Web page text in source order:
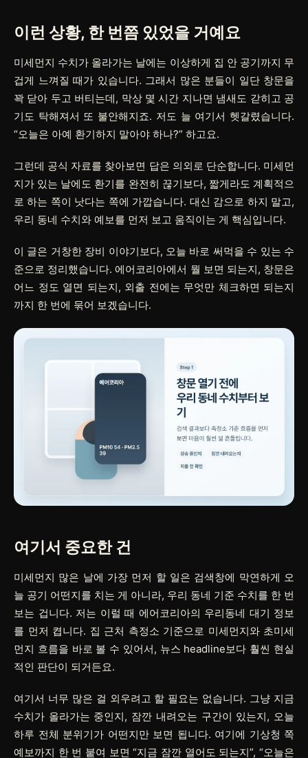
이런 상황, 한 번쯤 있었을 거예요
미세먼지 수치가 올라가는 날에는 이상하게 집 안 공기까지 무
겁게 느껴질 때가 있습니다. 그래서 많은 분들이 일단 창문을
꽉 닫아 두고 버티는데, 막상 몇 시간 지나면 냄새도 갇히고 공
기도 탁해져서 또 불안해지죠. 저도 늘 여기서 헷갈렸습니다.
“오늘은 아예 환기하지 말아야 하나?” 하고요.
그런데 공식 자료를 찾아보면 답은 의외로 단순합니다. 미세먼
지가 있는 날에도 환기를 완전히 끊기보다, 짧게라도 계획적으
로 하는 쪽이 낫다는 쪽에 가깝습니다. 대신 감으로 하지 말고,
우리 동네 수치와 예보를 먼저 보고 움직이는 게 핵심입니다.
이 글은 거창한 장비 이야기보다, 오늘 바로 써먹을 수 있는 수
준으로 정리했습니다. 에어코리아에서 뭘 보면 되는지, 창문은
어느 정도 열면 되는지, 외출 전에는 무엇만 체크하면 되는지
까지 한 번에 묶어 보겠습니다.
여기서 중요한 건
미세먼지 많은 날에 가장 먼저 할 일은 검색창에 막연하게 오
늘 공기 어떤지를 치는 게 아니라, 우리 동네 기준 수치를 한 번
보는 겁니다. 저는 이럴 때 에어코리아의 우리동네 대기 정보
를 먼저 켭니다. 집 근처 측정소 기준으로 미세먼지와 초미세
먼지 흐름을 바로 볼 수 있어서, 뉴스 headline보다 훨씬 현실
적인 판단이 되거든요.
여기서 너무 많은 걸 외우려고 할 필요는 없습니다. 그냥 지금
수치가 올라가는 중인지, 잠깐 내려오는 구간이 있는지, 오늘
하루 전체 분위기가 어떤지만 보면 됩니다. 여기에 기상청 쪽
예보까지 한 번 붙여 보면 “지금 잠깐 열어도 되는지”, “오늘은